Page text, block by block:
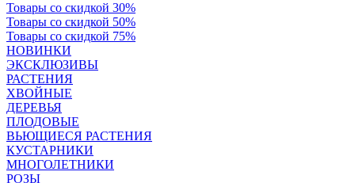
Товары со скидкой 30%
Товары со скидкой 50%
Товары со скидкой 75%
НОВИНКИ
ЭКСКЛЮЗИВЫ
РАСТЕНИЯ
ХВОЙНЫЕ
ДЕРЕВЬЯ
ПЛОДОВЫЕ
ВЬЮЩИЕСЯ РАСТЕНИЯ
КУСТАРНИКИ
МНОГОЛЕТНИКИ
РОЗЫ